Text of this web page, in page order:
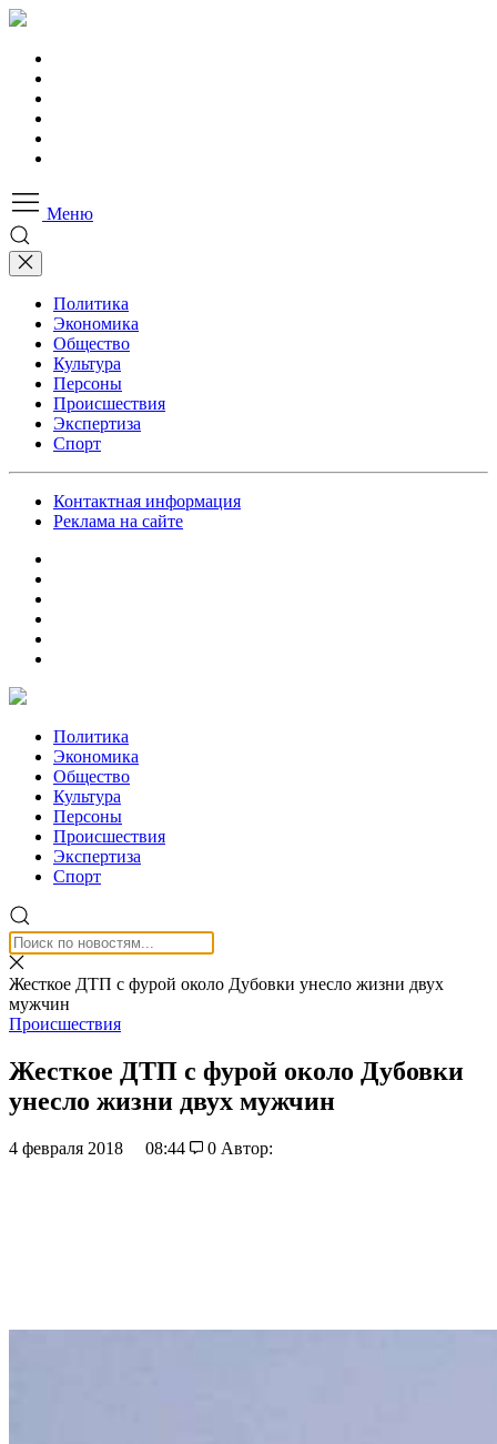
Меню
Политика
Экономика
Общество
Культура
Персоны
Происшествия
Экспертиза
Спорт
Контактная информация
Реклама на сайте
Политика
Экономика
Общество
Культура
Персоны
Происшествия
Экспертиза
Спорт
Жесткое ДТП с фурой около Дубовки унесло жизни двух
мужчин
Происшествия
Жесткое ДТП с фурой около Дубовки
унесло жизни двух мужчин
4 февраля 2018 08:44 0 Автор: